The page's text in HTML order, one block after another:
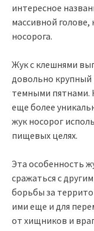
интересное
массивной
носорога.
Жук с клешнями
довольно крупный
темными пятнами.
еще более
жук носорог
пищевых целях.
Эта особенность
сражаться с
борьбы за
ими еще и для
от хищников и